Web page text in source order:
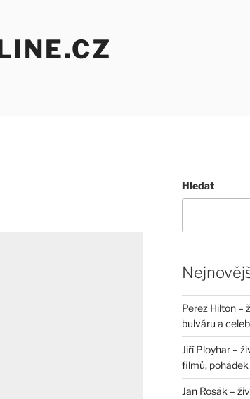
Hledat
Perez Hilton –
bulváru a
Jiří Ployhar –
filmů, pohádek
Jan Rosák –